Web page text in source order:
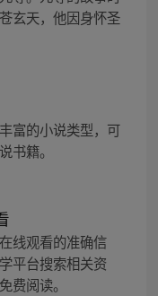
玄天，他因身怀圣
富的小说类型，可
书籍。
线观看的准确信
平台搜索相关资
费阅读。